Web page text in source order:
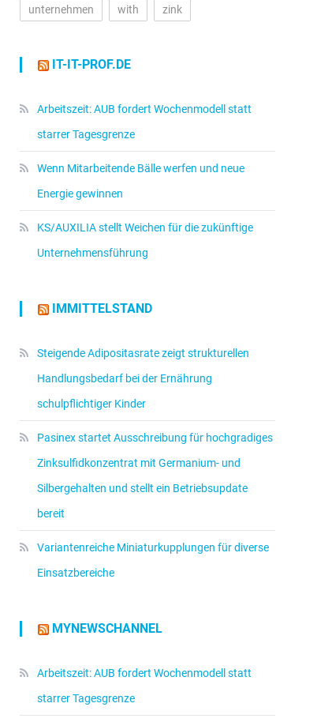
unternehmen with zink
IT-IT-PROF.DE
Arbeitszeit: AUB fordert Wochenmodell statt
starrer Tagesgrenze
Wenn Mitarbeitende Bälle werfen und neue
Energie gewinnen
KS/AUXILIA stellt Weichen für die zukünftige
Unternehmensführung
IMMITTELSTAND
Steigende Adipositasrate zeigt strukturellen
Handlungsbedarf bei der Ernährung
schulpflichtiger Kinder
Pasinex startet Ausschreibung für hochgradiges
Zinksulfidkonzentrat mit Germanium- und
Silbergehalten und stellt ein Betriebsupdate
bereit
Variantenreiche Miniaturkupplungen für diverse
Einsatzbereiche
MYNEWSCHANNEL
Arbeitszeit: AUB fordert Wochenmodell statt
starrer Tagesgrenze